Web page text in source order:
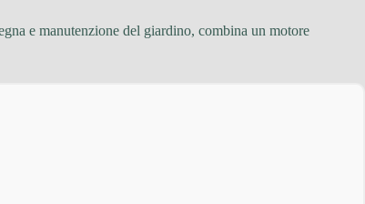
e manutenzione del giardino, combina un motore